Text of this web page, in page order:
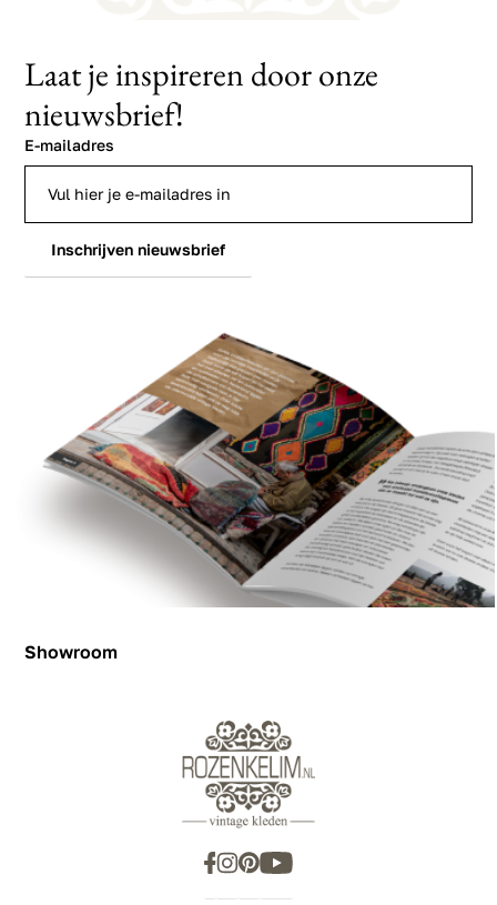
Showroom
Laat je inspireren door onze
nieuwsbrief!
E-mailadres
Inschrijven nieuwsbrief